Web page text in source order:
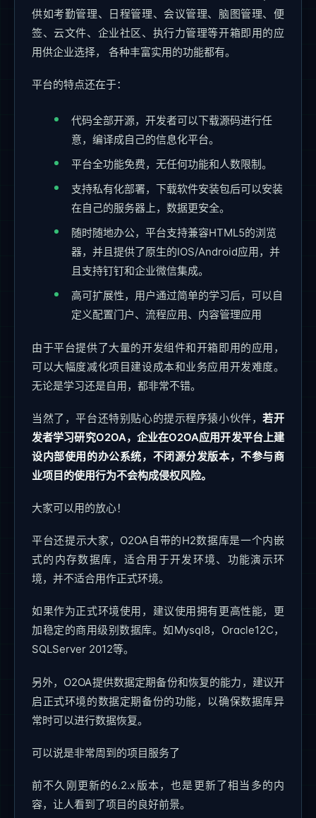
供如考勤管理、日程管理、会议管理、脑图管理、便
签、云文件、企业社区、执行力管理等开箱即用的应
用供企业选择， 各种丰富实用的功能都有。
平台的特点还在于：
代码全部开源，开发者可以下载源码进行任
意，编译成自己的信息化平台。
平台全功能免费，无任何功能和人数限制。
支持私有化部署，下载软件安装包后可以安装
在自己的服务器上，数据更安全。
随时随地办公，平台支持兼容HTML5的浏览
器，并且提供了原生的IOS/Android应用，并
且支持钉钉和企业微信集成。
高可扩展性，用户通过简单的学习后，可以自
定义配置门户、流程应用、内容管理应用
由于平台提供了大量的开发组件和开箱即用的应用，
可以大幅度减化项目建设成本和业务应用开发难度。
无论是学习还是自用，都非常不错。
当然了，平台还特别贴心的提示程序猿小伙伴，若开
发者学习研究O2OA，企业在O2OA应用开发平台上建
设内部使用的办公系统，不闭源分发版本，不参与商
业项目的使用行为不会构成侵权风险。
大家可以用的放心！
平台还提示大家，O2OA自带的H2数据库是一个内嵌
式的内存数据库，适合用于开发环境、功能演示环
境，并不适合用作正式环境。
如果作为正式环境使用，建议使用拥有更高性能，更
加稳定的商用级别数据库。如Mysql8，Oracle12C，
SQLServer 2012等。
另外，O2OA提供数据定期备份和恢复的能力，建议开
启正式环境的数据定期备份的功能，以确保数据库异
常时可以进行数据恢复。
可以说是非常周到的项目服务了
前不久刚更新的6.2.x版本，也是更新了相当多的内
容，让人看到了项目的良好前景。